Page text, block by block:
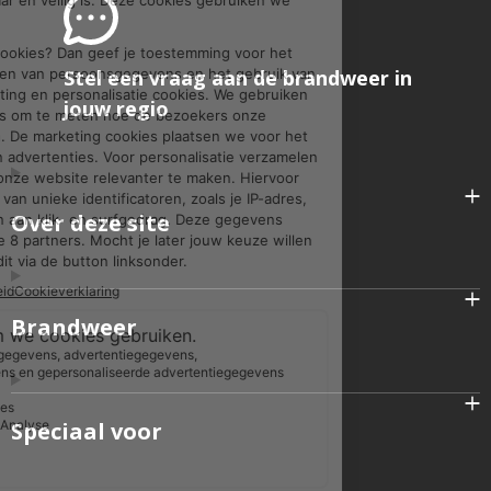
Over deze site
Brandweer
Speciaal voor
Stel een vraag aan de brandweer in
jouw regio